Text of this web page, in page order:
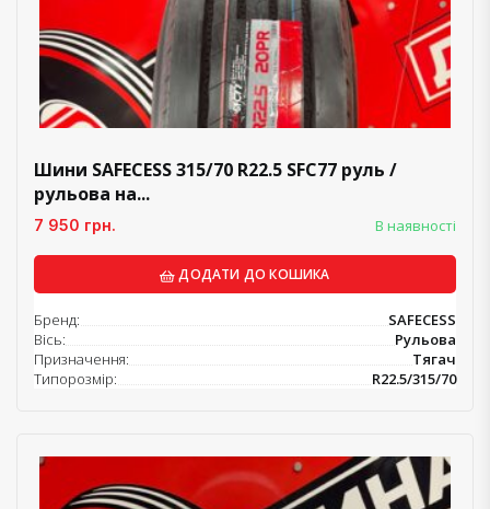
Шини SAFECESS 315/70 R22.5 SFC77 руль /
рульова на...
В наявності
7 950 грн.
ДОДАТИ ДО КОШИКА
Бренд:
SAFECESS
Вісь:
Рульова
Призначення:
Тягач
Типорозмір:
R22.5/315/70